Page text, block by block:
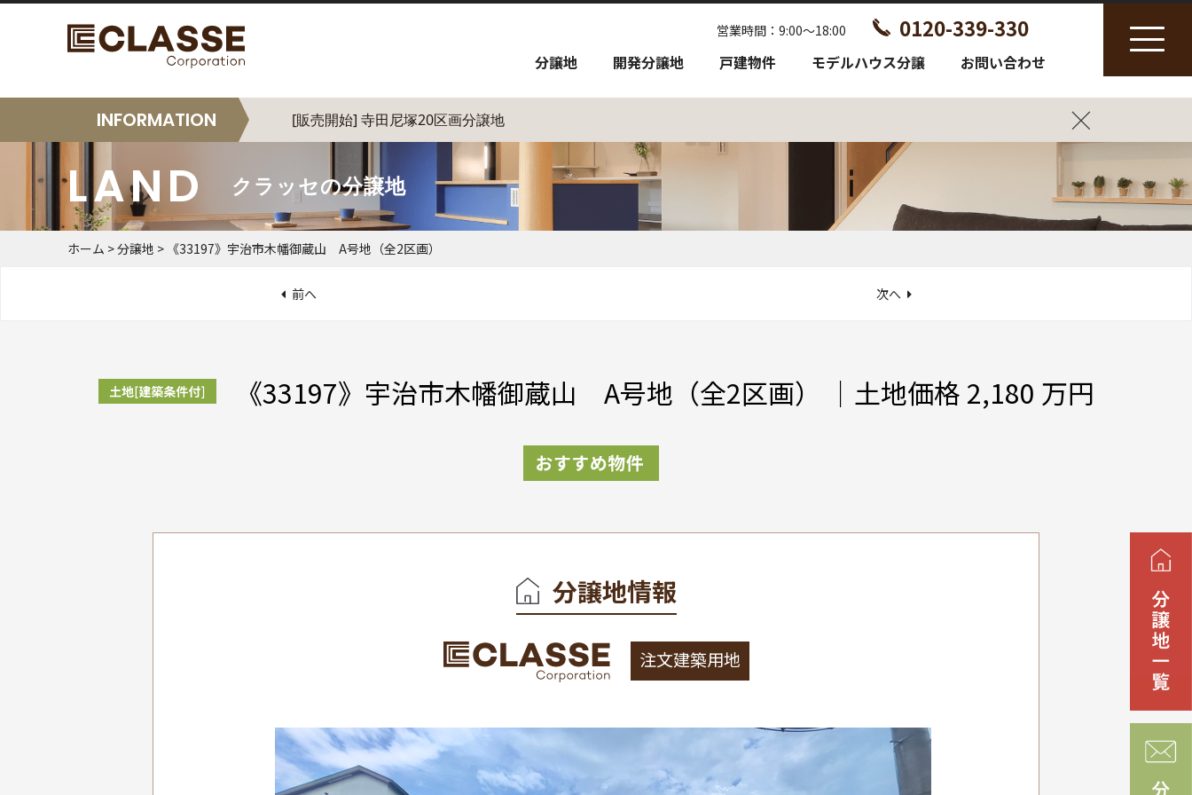
営業時間：9:00～18:00 0120-339-330
分譲地 開発分譲地 戸建物件 モデルハウス分譲 お問い合わせ
INFORMATION [販売開始] 寺田尼塚20区画分譲地
クラッセの分譲地
ホーム >分譲地 > 《33197》宇治市木幡御蔵山 A号地（全2区画）
前へ 次へ
《33197》宇治市木幡御蔵山 A号地（全2区画） ｜土地価格 2,180 万円
分譲地情報
注文建築用地